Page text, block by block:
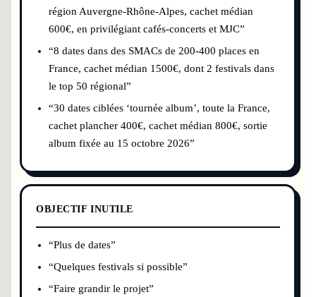
région Auvergne-Rhône-Alpes, cachet médian
600€, en privilégiant cafés-concerts et MJC”
“8 dates dans des SMACs de 200-400 places en
France, cachet médian 1500€, dont 2 festivals dans
le top 50 régional”
“30 dates ciblées ‘tournée album’, toute la France,
cachet plancher 400€, cachet médian 800€, sortie
album fixée au 15 octobre 2026”
OBJECTIF INUTILE
“Plus de dates”
“Quelques festivals si possible”
“Faire grandir le projet”